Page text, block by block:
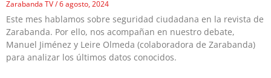
Zarabanda TV 6 agosto, 2024
Este mes hablamos sobre seguridad ciudadana en la revista de
Zarabanda. Por ello, nos acompañan en nuestro debate,
Manuel Jiménez y Leire Olmeda (colaboradora de Zarabanda)
para analizar los últimos datos conocidos.